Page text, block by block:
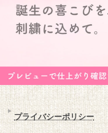
プライバシーポリシー